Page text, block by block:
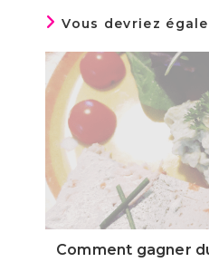
Vous devriez
Comment gagner